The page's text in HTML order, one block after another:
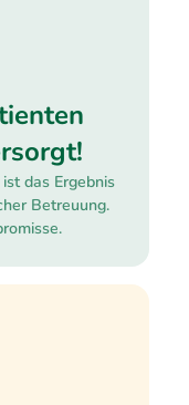
das Ergebnis
Betreuung.